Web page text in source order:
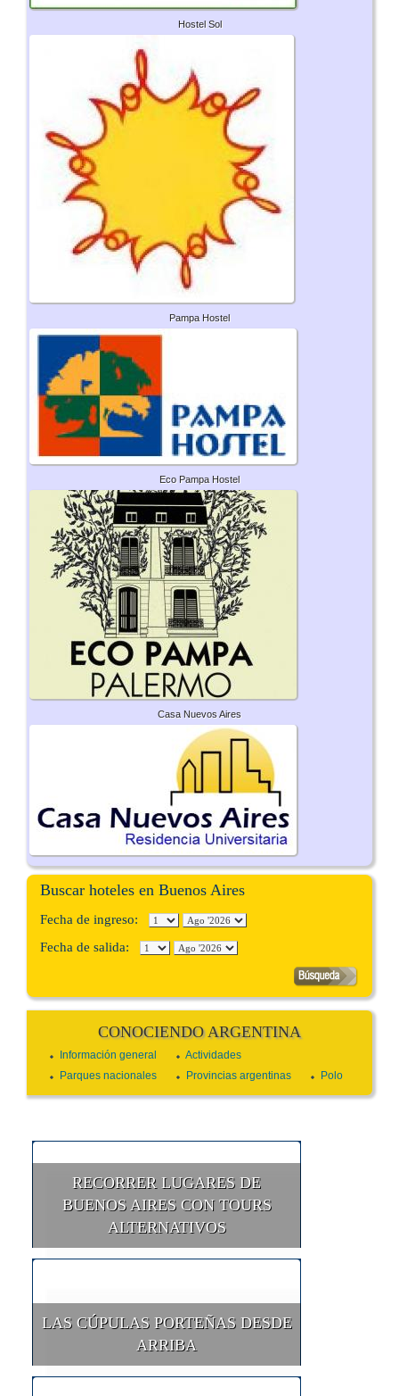
Hostel Sol
Pampa Hostel
Eco Pampa Hostel
Casa Nuevos Aires
Buscar hoteles en Buenos Aires
Fecha de ingreso:
Fecha de salida:
CONOCIENDO ARGENTINA
Información general
Actividades
Parques nacionales
Provincias argentinas Polo
RECORRER LUGARES DE
BUENOS AIRES CON TOURS
ALTERNATIVOS
LAS CÚPULAS PORTEÑAS DESDE
ARRIBA